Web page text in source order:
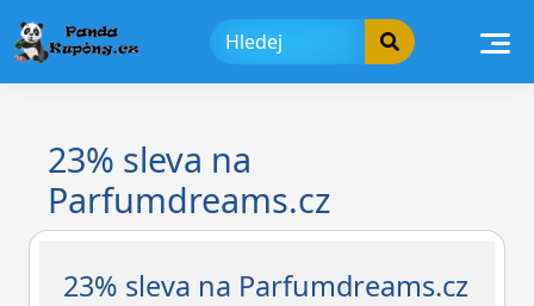
to
content
23% sleva na
Parfumdreams.cz
23% sleva na Parfumdreams.cz